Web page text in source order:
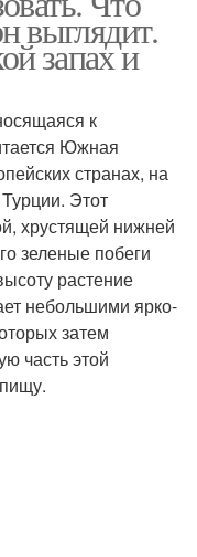
выглядит.
запах и
к
Южная
странах, на
Этот
хрустящей нижней
зеленые побеги
растение
небольшими ярко-
затем
часть этой